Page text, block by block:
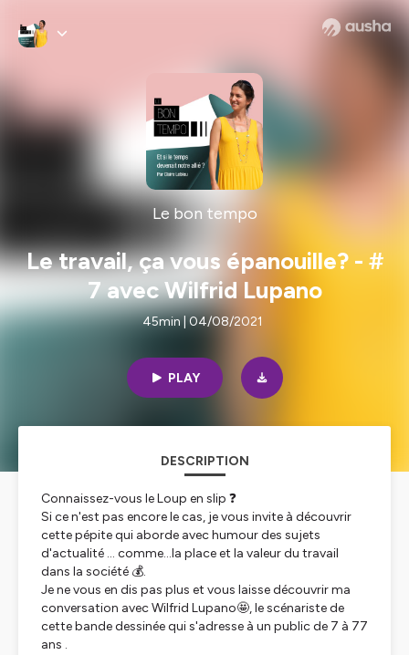
Le bon tempo
Le travail, ça vous épanouille? - #
7 avec Wilfrid Lupano
45min | 04/08/2021
PLAY
DESCRIPTION
Connaissez-vous le Loup en slip ❓
Si ce n'est pas encore le cas, je vous invite à découvrir
cette pépite qui aborde avec humour des sujets
d'actualité ... comme...la place et la valeur du travail
dans la société 💰.
Je ne vous en dis pas plus et vous laisse découvrir ma
conversation avec Wilfrid Lupano🤩, le scénariste de
cette bande dessinée qui s'adresse à un public de 7 à 77
ans .